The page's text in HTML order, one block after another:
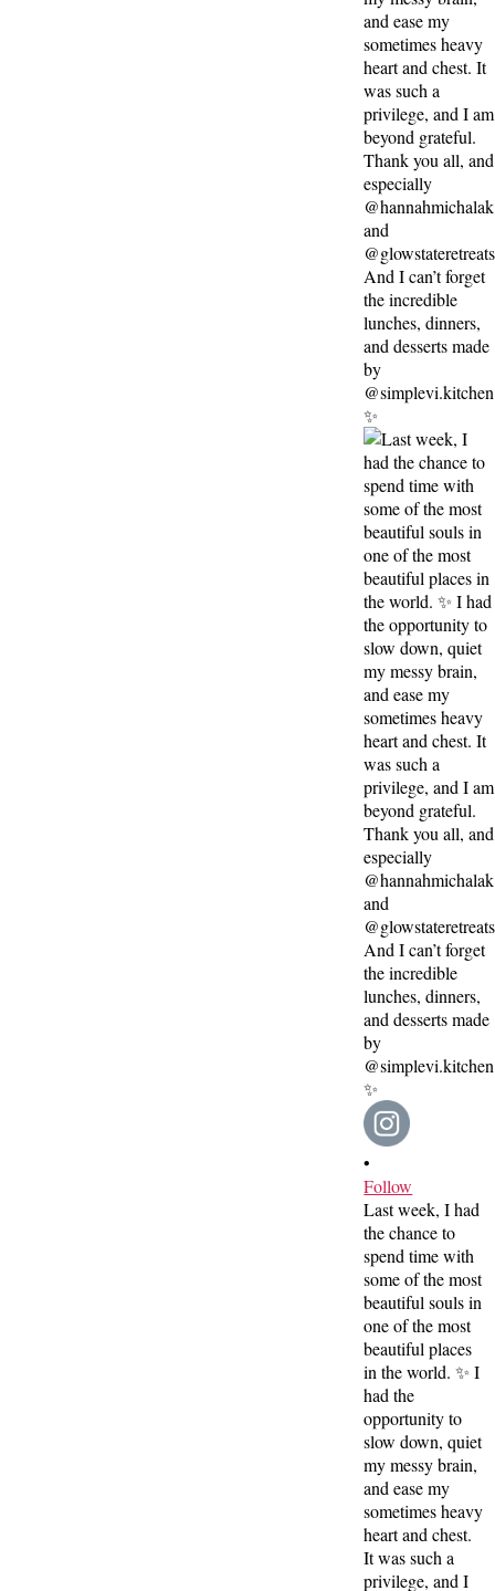
•
Follow
Last week, I had
the chance to
spend time with
some of the most
beautiful souls in
one of the most
beautiful places
in the world. ✨ I
had the
opportunity to
slow down, quiet
my messy brain,
and ease my
sometimes heavy
heart and chest.
It was such a
privilege, and I